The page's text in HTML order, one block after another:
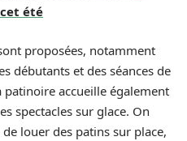
été
proposées, notamment
débutants et des séances de
accueille également
spectacles sur glace. On
louer des patins sur place,